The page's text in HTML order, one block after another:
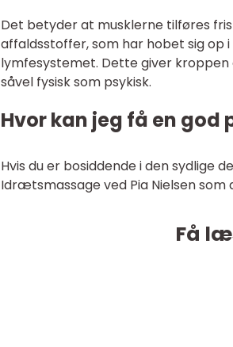
Det betyder at musklerne tilføres
affaldsstoffer, som har hobet sig
lymfesystemet. Dette giver
såvel fysisk som psykisk.
Hvor kan jeg få en
Hvis du er bosiddende i den sydlige
Idrætsmassage ved Pia Nielsen som
Få